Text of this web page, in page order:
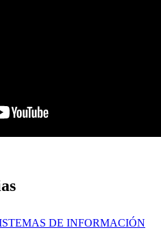
DE INFORMACIÓN